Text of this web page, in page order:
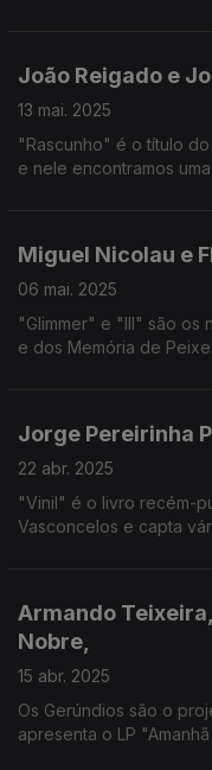
João Reigado e
13 mai. 2025
"Rascunho" é o título
e nele encontramos
Miguel Nicolau e
06 mai. 2025
"Glimmer" e "III" são os
e dos Memória de
Jorge Pereirinha
22 abr. 2025
"Vinil" é o livro recém-
Vasconcelos e capta
Armando
Nobre,
15 abr. 2025
Os Gerúndios são o
apresenta o LP